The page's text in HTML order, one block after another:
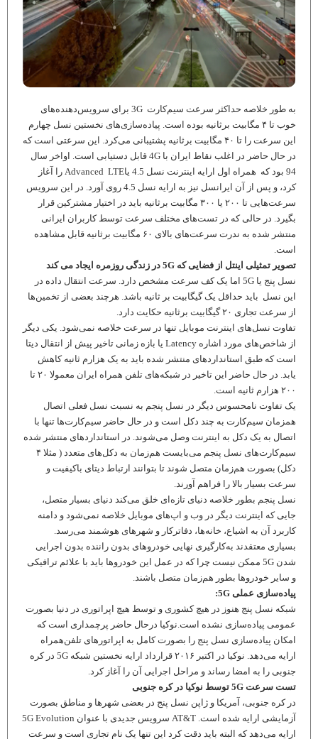
به طور خلاصه حداکثر سرعت سیم‌کارت 3G برای سرویس‌دهنده‌های
خوب تا ۴ مگابیت برثانیه بوده است. پیاده‌سازی‌های نخستین نسل چهارم
این سرعت را تا ۴۰ مگابیت برثانیه پشتیبانی می‌کرد. این سرعتی است که
در حال حاضر در اغلب نقاط ایران با 4G قابل دستیابی است. اواخر سال
94 بود که همراه اول ارایه اینترنت نسل 4.5 یاAdvanced LTE را آغاز
کرد، و پس از آن ایرانسل نیز به ارایه نسل 4.5 روی آورد. در این سرویس
سرعت‌هایی تا ۲۰۰ یا ۳۰۰ مگابیت برثانیه باید در اختیار مشترکین قرار
بگیرد. در حالی که در تست‌های مختلف سرعت توسط کاربران ایرانی
منتشر شده به ندرت سرعت‌های بالای ۶۰ مگابیت برثانیه قابل مشاهده
است.
تصویر تمثیلی اینتل از فضایی که 5G در زندگی روزمره ایجاد می کند
نسل پنج یا 5G اما یک کف سرعت مشخص دارد. سرعت انتقال داده در
این نسل باید حداقل یک گیگابیت بر ثانیه باشد. هرچند بعضی از تخمین‌ها
از سرعت تجاری ۲۰ گیگابیت برثانیه حکایت دارد.
تفاوت نسل‌های اینترنت موبایل تنها در سرعت خلاصه نمی‌شود. یکی دیگر
از شاخص‌های مورد اشاره Latency یا بازه زمانی تاخیر پیش از انتقال دیتا
است که طبق استانداردهای منتشر شده باید به یک هزارم ثانیه کاهش
یابد. در حال حاضر این تاخیر در شبکه‌های تلفن همراه ایران معمولا ۲۰ تا
۲۰۰ هزارم ثانیه است.
یک تفاوت نامحسوس دیگر در نسل پنجم به نسبت نسل فعلی اتصال
همزمان سیم‌کارت به چند دکل است و در حال حاضر سیم‌کارت‌ها تنها با
اتصال به یک دکل به اینترنت وصل می‌شوند. در استانداردهای منتشر شده
سیم‌کارت‌های نسل پنجم می‌بایست هم‌زمان به دکل‌های متعدد ( مثلا ۴
دکل) بصورت هم‌ز‌مان متصل شوند تا بتوانند ارتباط دیتای باکیفیت و
سرعت بسیار بالا را فراهم آورند.
نسل پنجم بطور خلاصه دنیای تازه‌ای خلق می‌کند دنیای بسیار متصل،
جایی که اینترنت دیگر در وب و اپ‌های موبایل خلاصه نمی‌شود و دامنه
کاربرد آن به اشیاع، خانه‌ها، دفاترکار و شهرهای هوشمند می‌رسد.
بسیاری معتقدند به‌کارگیری نهایی خودروهای بدون راننده بدون اجرایی
شدن 5G ممکن نیست چرا که در عمل این خودروها باید با علائم ترافیکی
و سایر خودروها بطور هم‌زمان متصل باشند.
پیاده‌سازی عملی 5G:
شبکه نسل پنج هنوز در هیچ کشوری و توسط هیچ اپراتوری در دنیا بصورت
عمومی پیاده‌سازی نشده است.نوکیا درحال حاضر پرچمداری است که
امکان پیاده‌سازی نسل پنج را بصورت کامل به اپراتورهای تلفن‌همراه
ارایه می‌دهد. نوکیا در اکتبر ۲۰۱۶ قرارداد ارایه نخستین شبکه 5G در کره
جنوبی را به امضا رساند و مراحل اجرایی آن را آغاز کرد.
تست سرعت 5G توسط نوکیا در کره جنوبی
در کره جنوبی، آمریکا و ژاپن نسل پنج در بعضی شهرها و مناطق بصورت
آزمایشی ارایه شده است. AT&T سرویس جدیدی با عنوان 5G Evolution
ارایه می‌دهد که البته باید دقت کرد این تنها یک نام تجاری است و سرعت